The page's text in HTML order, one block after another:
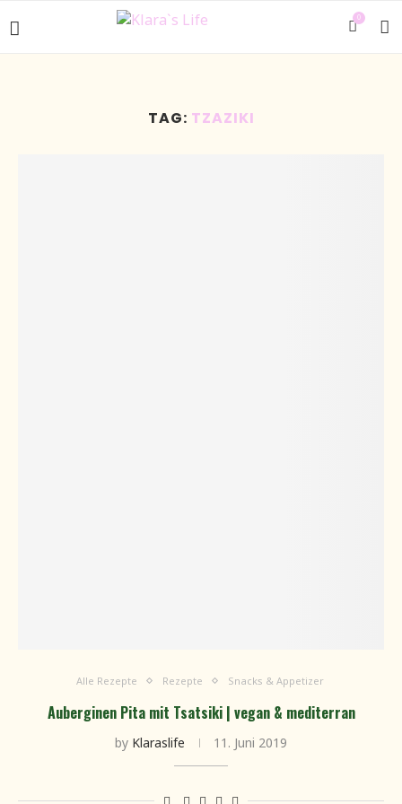
0
TAG: TZAZIKI
Alle Rezepte Rezepte Snacks & Appetizer
Auberginen Pita mit Tsatsiki | vegan & mediterran
by Klaraslife 11. Juni 2019